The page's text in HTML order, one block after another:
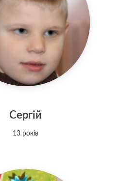
Сергій
13 років